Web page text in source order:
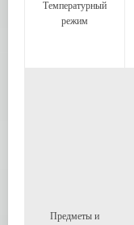
Температурный
режим
Предметы и